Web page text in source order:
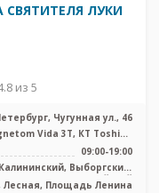
СВЯТИТЕЛЯ ЛУКИ
из 5
Чугунная ул., 46
Vida 3T, КТ Toshiba
Prime 64 среза, УЗИ, ...
09:00-19:00
Калининский, Выборгский,
Красногвардейский
Лесная, Площадь Ленина